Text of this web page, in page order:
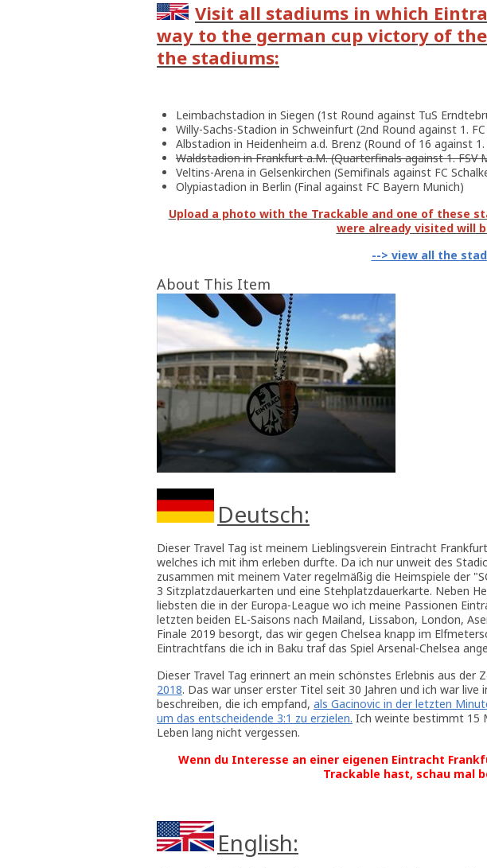
Visit all stadiums in which
way to the german cup victory of
the stadiums:
Leimbachstadion in Siegen (1st Round against TuS
Willy-Sachs-Stadion in Schweinfurt (2nd Round against 1.
Albstadion in Heidenheim a.d. Brenz (Round of 16 against
Waldstadion in Frankfurt a.M. (Quarterfinals against 1. FSV
Veltins-Arena in Gelsenkirchen (Semifinals against FC
Olypiastadion in Berlin (Final against FC Bayern Munich)
Upload a photo with the Trackable and one of these
were already visited will
--> view all the
About This Item
Deutsch:
Dieser Travel Tag ist meinem Lieblingsverein Eintracht
welches ich mit ihm erleben durfte. Da ich nur unweit des
zusammen mit meinem Vater regelmäßig die Heimspiele der
3 Sitzplatzdauerkarten und eine Stehplatzdauerkarte. Neben
liebsten die in der Europa-League wo ich meine Passionen
letzten beiden EL-Saisons nach Mailand, Lissabon, London,
Finale 2019 besorgt, das wir gegen Chelsea knapp im
Eintrachtfans die ich in Baku traf das Spiel Arsenal-Chelsea
Dieser Travel Tag erinnert an mein schönstes Erlebnis aus der
2018. Das war unser erster Titel seit 30 Jahren und ich war
beschreiben, die ich empfand, als Gacinovic in der letzten
um das entscheidende 3:1 zu erzielen. Ich weinte bestimmt 15
Leben lang nicht vergessen.
Wenn du Interesse an einer eigenen Eintracht
Trackable hast, schau mal
English: